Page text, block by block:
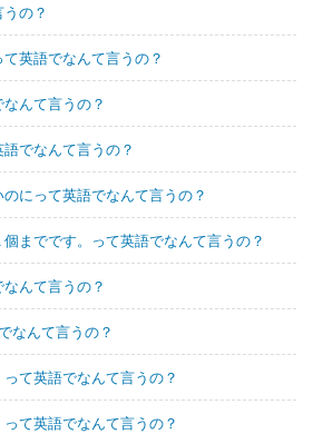
の？
英語でなんて言うの？
んて言うの？
でなんて言うの？
にって英語でなんて言うの？
までです。って英語でなんて言うの？
んて言うの？
なんて言うの？
て英語でなんて言うの？
て英語でなんて言うの？